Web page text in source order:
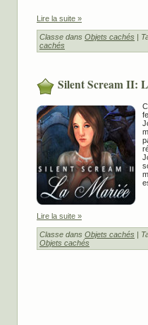
Lire la suite »
Classe dans Objets cachés |
cachés
Silent Scream II:
Lire la suite »
Classe dans Objets cachés |
Objets cachés